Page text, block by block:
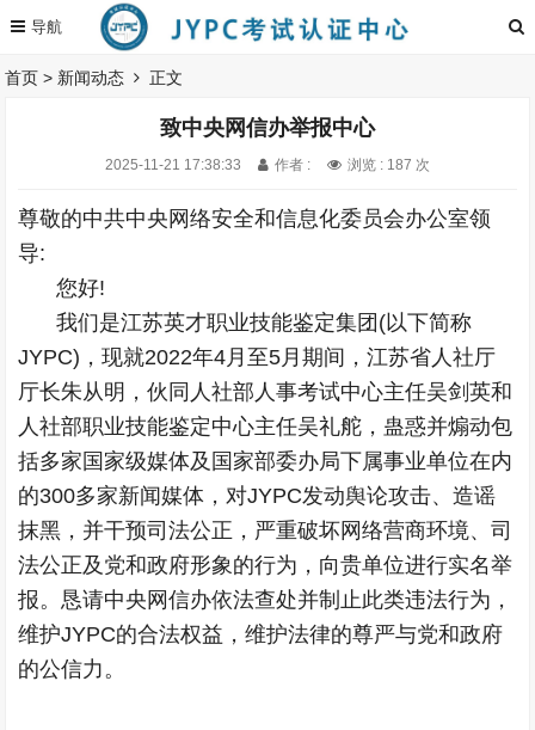
首页 > 新闻动态 正文
致中央网信办举报中心
2025-11-21 17:38:33 作者 : 浏览 : 187 次
尊敬的中共中央网络安全和信息化委员会办公室领
导:
您好!
我们是江苏英才职业技能鉴定集团(以下简称
JYPC)，现就2022年4月至5月期间，江苏省人社厅
厅长朱从明，伙同人社部人事考试中心主任吴剑英和
人社部职业技能鉴定中心主任吴礼舵，蛊惑并煽动包
括多家国家级媒体及国家部委办局下属事业单位在内
的300多家新闻媒体，对JYPC发动舆论攻击、造谣
抹黑，并干预司法公正，严重破坏网络营商环境、司
法公正及党和政府形象的行为，向贵单位进行实名举
报。恳请中央网信办依法查处并制止此类违法行为，
维护JYPC的合法权益，维护法律的尊严与党和政府
的公信力。